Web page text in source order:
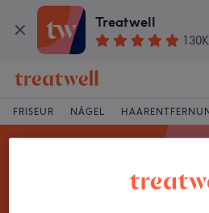
Treatwell
130K
FRISEUR NÄGEL